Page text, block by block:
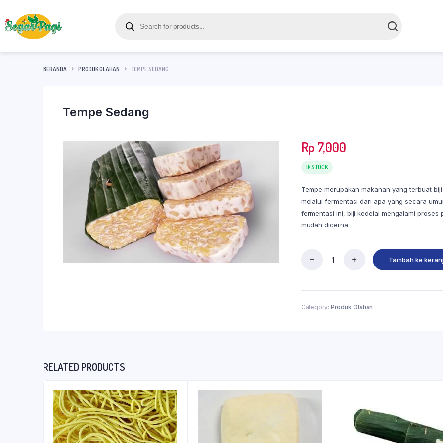
BERANDA PRODUK OLAHAN TEMPE SEDANG
Tempe Sedang
Rp 7,000
IN STOCK
Tempe merupakan makanan yang terbuat
melalui fermentasi dari apa yang secara
fermentasi ini, biji kedelai mengalami
mudah dicerna
Tambah ke
Category: Produk Olahan
RELATED PRODUCTS